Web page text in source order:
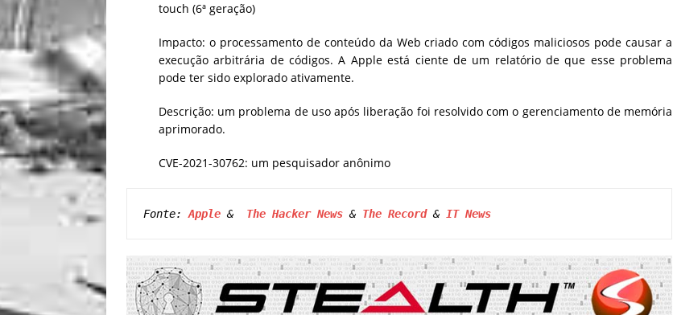
touch (6ª geração)
Impacto: o processamento de conteúdo da Web criado com códigos maliciosos pode causar a
execução arbitrária de códigos. A Apple está ciente de um relatório de que esse problema
pode ter sido explorado ativamente.
Descrição: um problema de uso após liberação foi resolvido com o gerenciamento de memória
aprimorado.
CVE-2021-30762: um pesquisador anônimo
Fonte: Apple & The Hacker News & The Record & IT News